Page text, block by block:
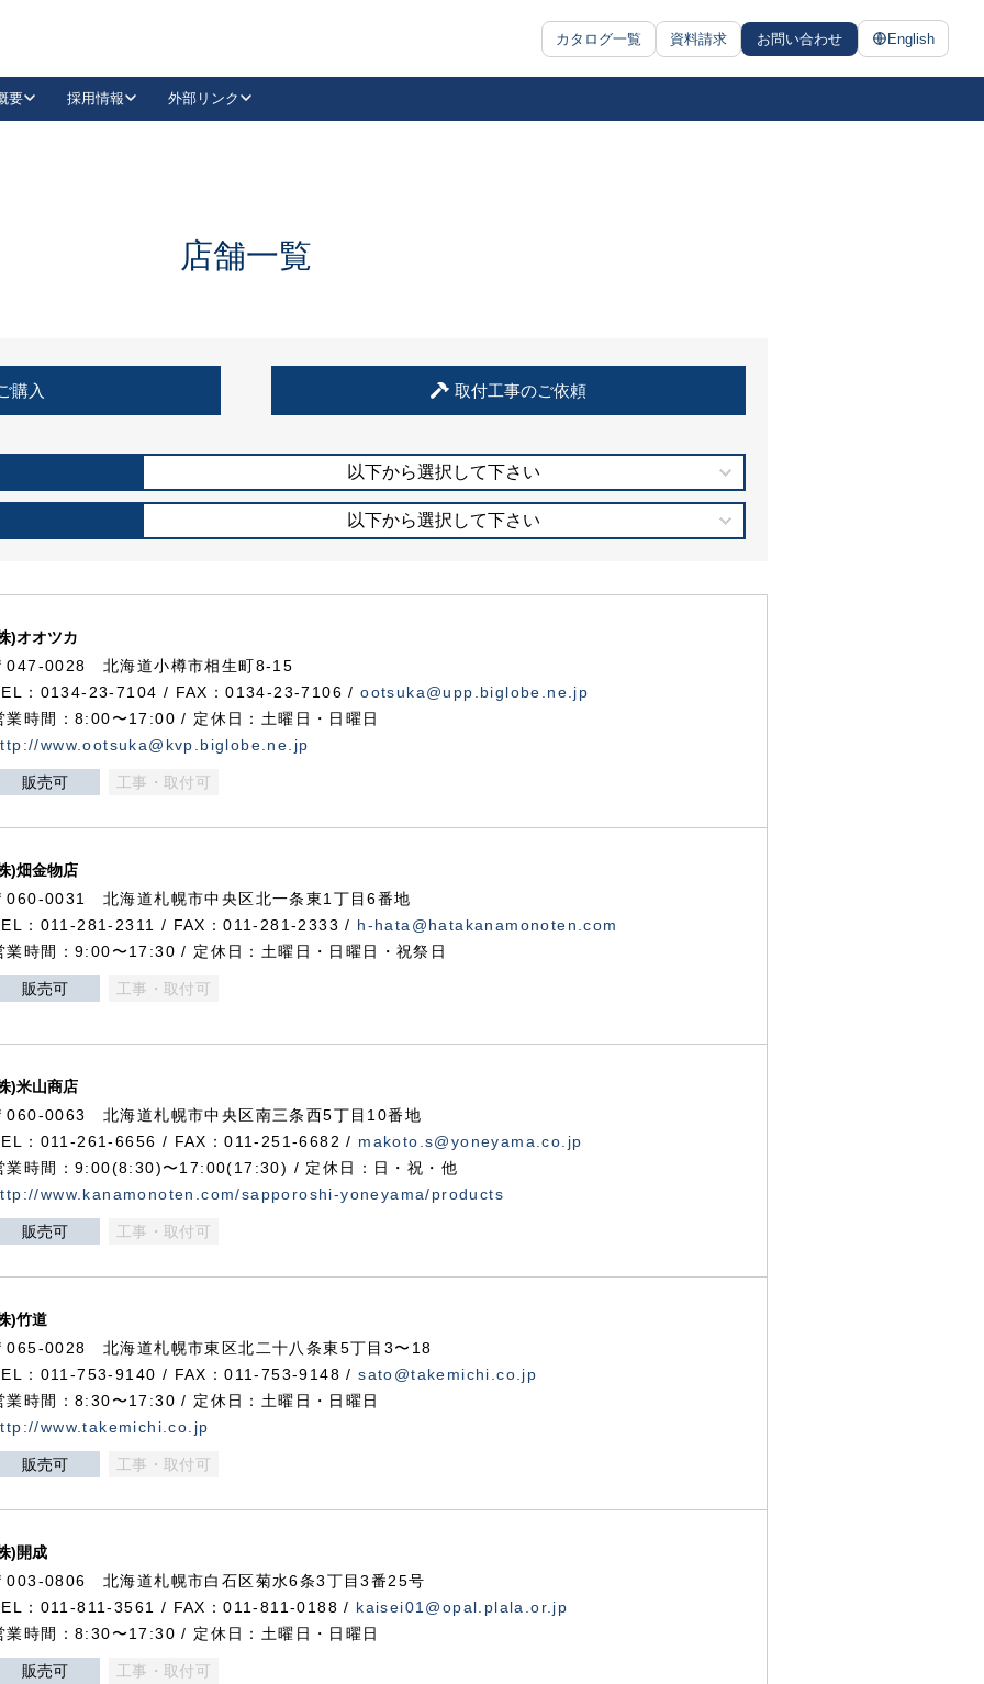
カタログ一覧 資料請求 お問い合わせ English
抗ウイルス・抗菌製品
要 採用情報 外部リンク
LinkedIn
住宅使用部材標準化推進協議会
店舗一覧
購入 取付工事のご依頼
以下から選択して下さい
以下から選択して下さい
)オオツカ
047-0028 北海道小樽市相生町8-15
：0134-23-7104 / FAX：0134-23-7106 /ootsuka@upp.biglobe.ne.jp
業時間：8:00〜17:00 / 定休日：土曜日・日曜日
www.ootsuka@kvp.biglobe.ne.jp
販売可 工事・取付可
)畑金物店
060-0031 北海道札幌市中央区北一条東1丁目6番地
：011-281-2311 / FAX：011-281-2333 / h-hata@hatakanamonoten.com
業時間：9:00〜17:30 / 定休日：土曜日・日曜日・祝祭日
販売可 工事・取付可
)米山商店
060-0063 北海道札幌市中央区南三条西5丁目10番地
：011-261-6656 / FAX：011-251-6682 / makoto.s@yoneyama.co.jp
業時間：9:00(8:30)〜17:00(17:30) / 定休日：日・祝・他
www.kanamonoten.com/sapporoshi-yoneyama/products
販売可 工事・取付可
)竹道
065-0028 北海道札幌市東区北二十八条東5丁目3〜18
：011-753-9140 / FAX：011-753-9148 /sato@takemichi.co.jp
業時間：8:30〜17:30 / 定休日：土曜日・日曜日
www.takemichi.co.jp
販売可 工事・取付可
)開成
003-0806 北海道札幌市白石区菊水6条3丁目3番25号
：011-811-3561 / FAX：011-811-0188 / kaisei01@opal.plala.or.jp
業時間：8:30〜17:30 / 定休日：土曜日・日曜日
販売可 工事・取付可